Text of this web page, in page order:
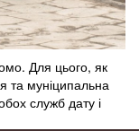
Для цього, як
та муніципальна
служб дату і